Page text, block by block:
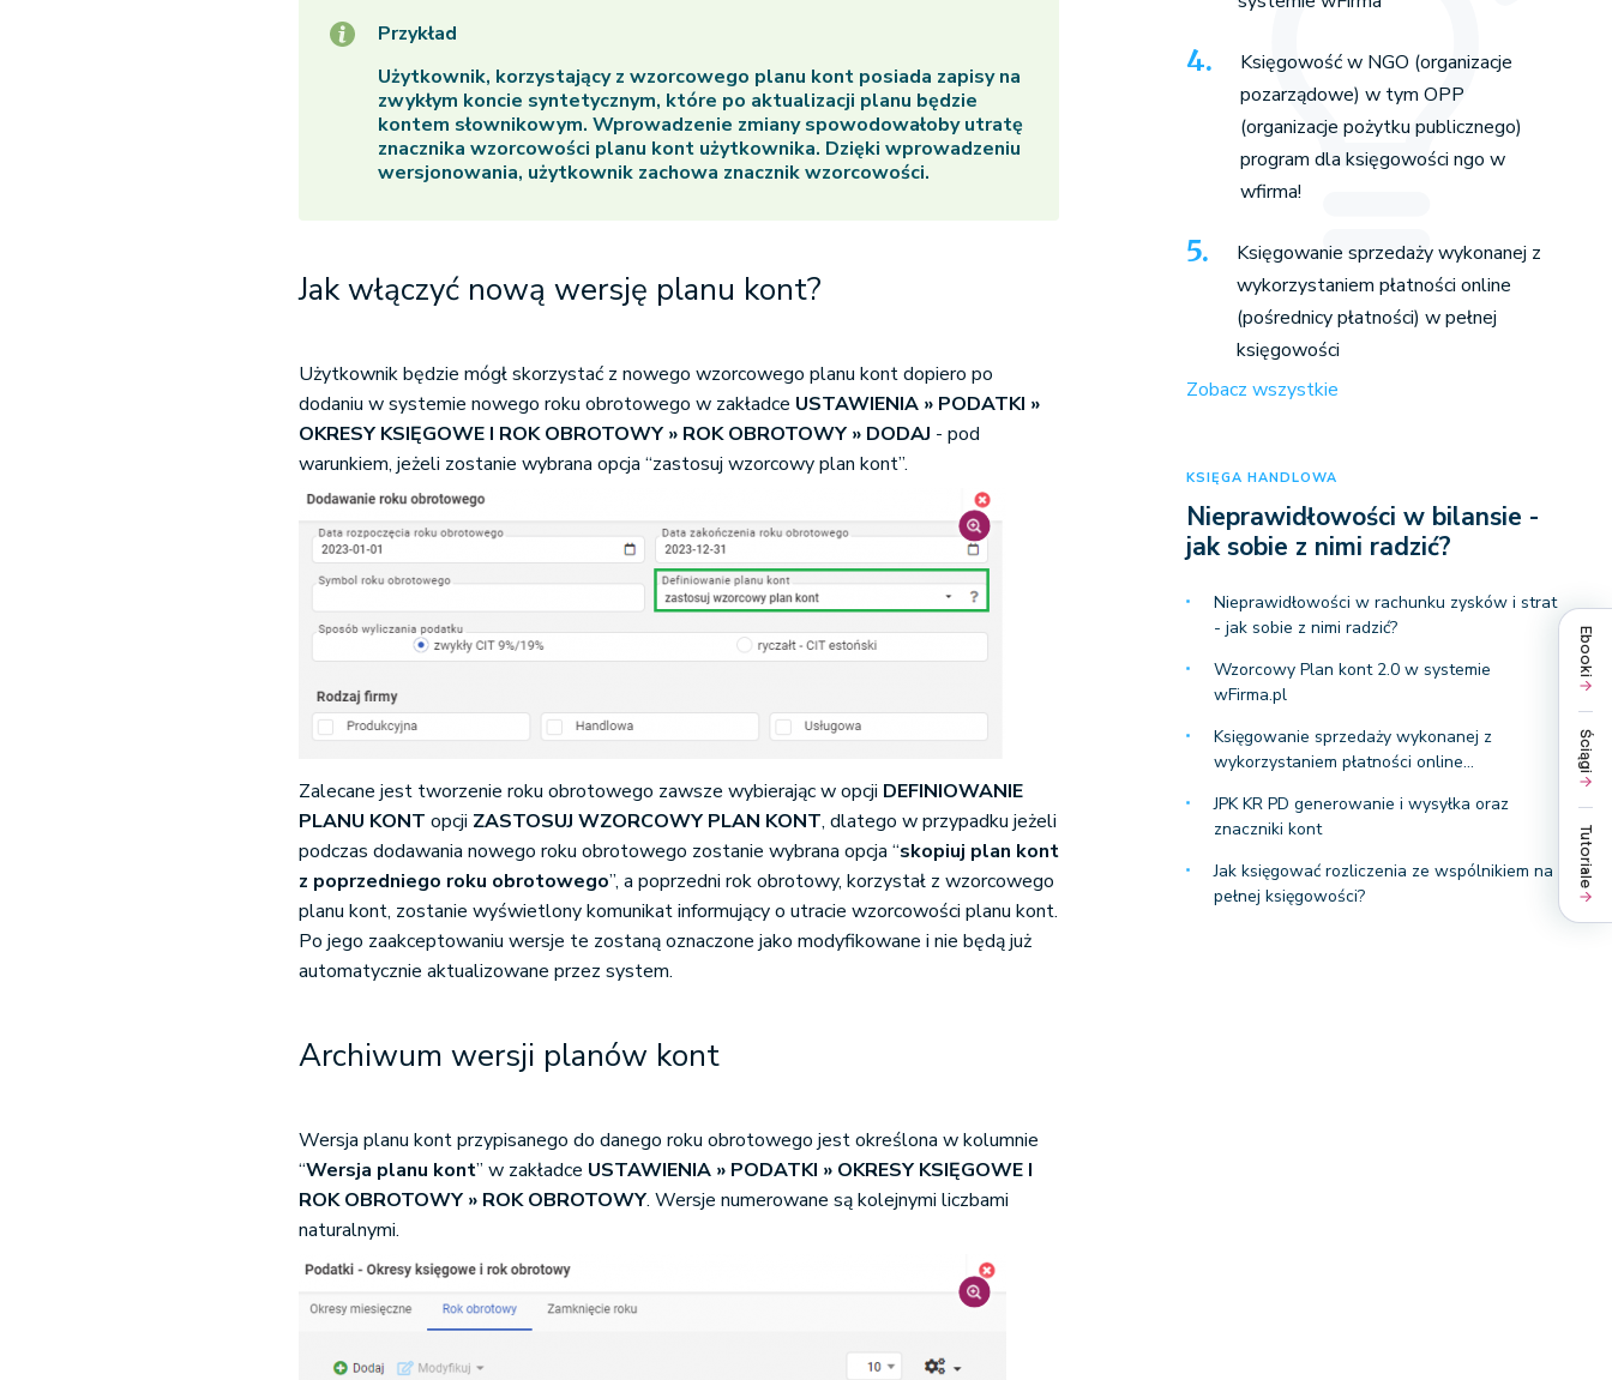
Ebooki
Ściągi
Tutoriale
Przykład
Użytkownik, korzystający z wzorcowego planu kont posiada zapisy na
zwykłym koncie syntetycznym, które po aktualizacji planu będzie
kontem słownikowym. Wprowadzenie zmiany spowodowałoby utratę
znacznika wzorcowości planu kont użytkownika. Dzięki wprowadzeniu
wersjonowania, użytkownik zachowa znacznik wzorcowości.
Jak włączyć nową wersję planu kont?
Użytkownik będzie mógł skorzystać z nowego wzorcowego planu kont dopiero po
dodaniu w systemie nowego roku obrotowego w zakładce USTAWIENIA » PODATKI »
OKRESY KSIĘGOWE I ROK OBROTOWY » ROK OBROTOWY » DODAJ - pod
warunkiem, jeżeli zostanie wybrana opcja “zastosuj wzorcowy plan kont”.
Zalecane jest tworzenie roku obrotowego zawsze wybierając w opcji DEFINIOWANIE
PLANU KONT opcji ZASTOSUJ WZORCOWY PLAN KONT, dlatego w przypadku jeżeli
podczas dodawania nowego roku obrotowego zostanie wybrana opcja “skopiuj plan kont
z poprzedniego roku obrotowego”, a poprzedni rok obrotowy, korzystał z wzorcowego
planu kont, zostanie wyświetlony komunikat informujący o utracie wzorcowości planu kont.
Po jego zaakceptowaniu wersje te zostaną oznaczone jako modyfikowane i nie będą już
automatycznie aktualizowane przez system.
Archiwum wersji planów kont
Wersja planu kont przypisanego do danego roku obrotowego jest określona w kolumnie
“Wersja planu kont” w zakładce USTAWIENIA » PODATKI » OKRESY KSIĘGOWE I
ROK OBROTOWY » ROK OBROTOWY. Wersje numerowane są kolejnymi liczbami
naturalnymi.
Księgowość w NGO (organizacje
pozarządowe) w tym OPP
(organizacje pożytku publicznego)
program dla księgowości ngo w
wfirma!
Księgowanie sprzedaży wykonanej z
wykorzystaniem płatności online
(pośrednicy płatności) w pełnej
księgowości
Zobacz wszystkie
KSIĘGA HANDLOWA
Nieprawidłowości w bilansie -
jak sobie z nimi radzić?
Nieprawidłowości w rachunku zysków i strat
- jak sobie z nimi radzić?
Wzorcowy Plan kont 2.0 w systemie
wFirma.pl
Księgowanie sprzedaży wykonanej z
wykorzystaniem płatności online…
JPK KR PD generowanie i wysyłka oraz
znaczniki kont
Jak księgować rozliczenia ze wspólnikiem na
pełnej księgowości?